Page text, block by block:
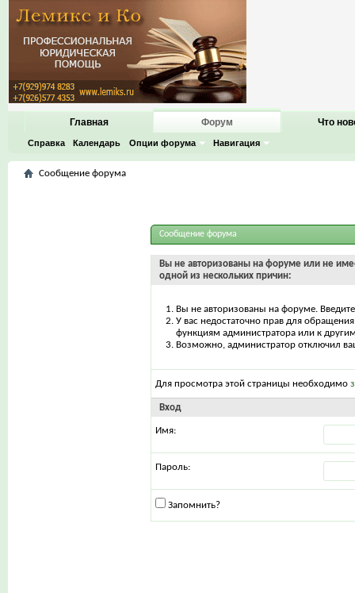
Главная Форум
Справка Календарь Опции форума Навигация
Что
Сообщение форума
Сообщение форума
Вы не авторизованы на форуме или не
одной из нескольких причин:
Вы не авторизованы на форуме.
У вас недостаточно прав для
функциям администратора или к
Возможно, администратор отключил
Для просмотра этой страницы необходимо
Вход
Имя:
Пароль:
Запомнить?